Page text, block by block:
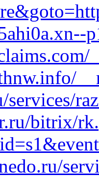
services/
bitrix/